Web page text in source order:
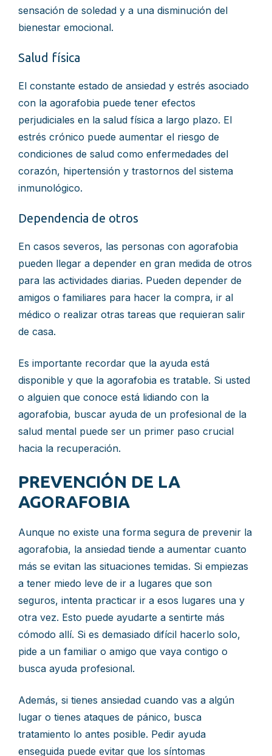
sensación de soledad y a una disminución del
bienestar emocional.
Salud física
El constante estado de ansiedad y estrés asociado
con la agorafobia puede tener efectos
perjudiciales en la salud física a largo plazo. El
estrés crónico puede aumentar el riesgo de
condiciones de salud como enfermedades del
corazón, hipertensión y trastornos del sistema
inmunológico.
Dependencia de otros
En casos severos, las personas con agorafobia
pueden llegar a depender en gran medida de otros
para las actividades diarias. Pueden depender de
amigos o familiares para hacer la compra, ir al
médico o realizar otras tareas que requieran salir
de casa.
Es importante recordar que la ayuda está
disponible y que la agorafobia es tratable. Si usted
o alguien que conoce está lidiando con la
agorafobia, buscar ayuda de un profesional de la
salud mental puede ser un primer paso crucial
hacia la recuperación.
PREVENCIÓN DE LA
AGORAFOBIA
Aunque no existe una forma segura de prevenir la
agorafobia, la ansiedad tiende a aumentar cuanto
más se evitan las situaciones temidas. Si empiezas
a tener miedo leve de ir a lugares que son
seguros, intenta practicar ir a esos lugares una y
otra vez. Esto puede ayudarte a sentirte más
cómodo allí. Si es demasiado difícil hacerlo solo,
pide a un familiar o amigo que vaya contigo o
busca ayuda profesional.
Además, si tienes ansiedad cuando vas a algún
lugar o tienes ataques de pánico, busca
tratamiento lo antes posible. Pedir ayuda
enseguida puede evitar que los síntomas